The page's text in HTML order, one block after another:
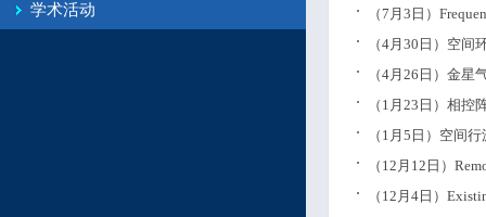
学术活动
（7月3日）
（4月30日）空
（4月26日）金
（1月23日）相
（1月5日）空间
（12月12日）
（12月4日）